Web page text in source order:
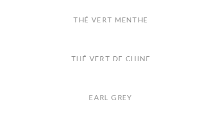
THÉ VERT MENTHE
THÉ VERT DE CHINE
EARL GREY